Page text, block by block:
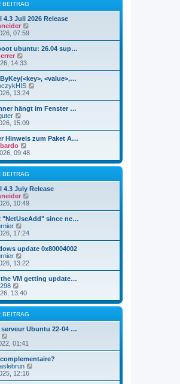
BEITRAG
4.3 Juli 2026 Release
u
e
B
e
r
07:59
ubuntu: 26.04 sup…
e
u
e
s
t
B
e
i
r
a
g
14:33
<value>,…
u
e
B
t
g
13:24
hängt im Fenster …
e
u
e
s
t
r
B
e
i
t
r
15:09
Hinweis zum Paket A…
e
u
e
s
t
e
r
B
e
i
r
g
09:48
BEITRAG
4.3 July Release
u
e
B
r
10:49
"NetUseAdd" since ne…
e
u
e
s
t
B
e
i
t
r
a
17:24
update 0x80004002
e
u
e
s
t
r
B
e
i
r
13:22
the VM getting update…
e
u
e
s
t
e
B
e
i
t
r
13:40
BEITRAG
Ubuntu 22-04 …
e
u
e
s
t
e
01:41
u
12:16